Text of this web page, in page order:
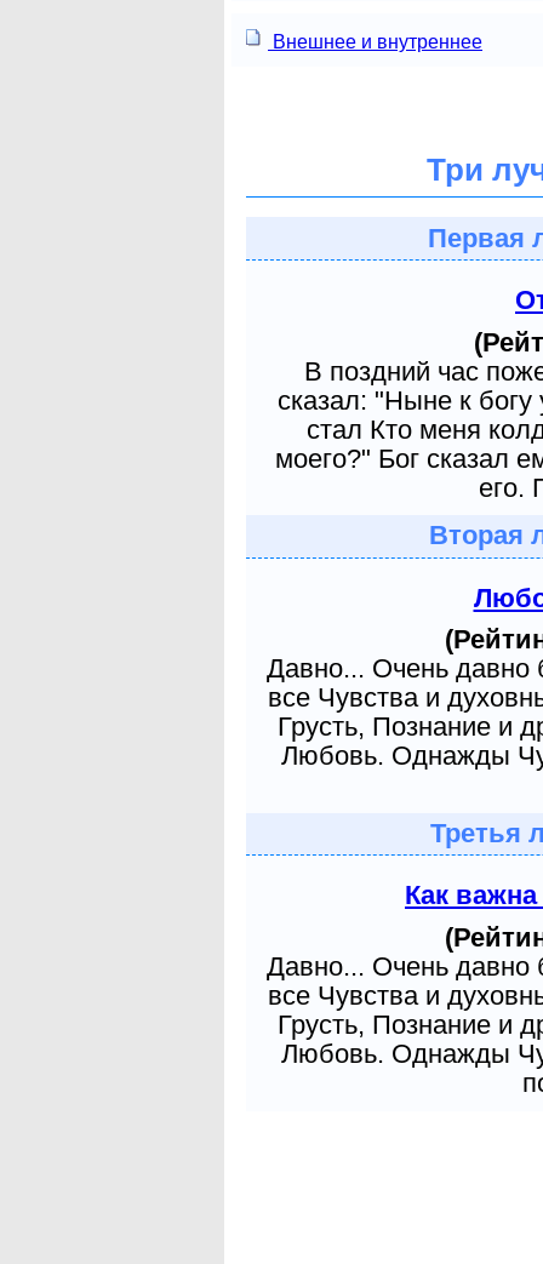
Внешнее и внутреннее
Три
Первая
В поздний час
сказал: "Ныне к
стал Кто меня
моего?" Бог сказал
его.
Вторая
Давно... Очень давно
все Чувства и
Грусть, Познание и
Любовь. Однажды
Третья
Как
Давно... Очень давно
все Чувства и
Грусть, Познание и
Любовь. Однажды